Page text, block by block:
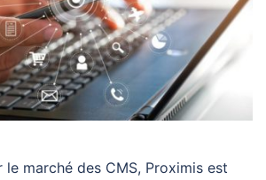
le marché des CMS, Proximis est